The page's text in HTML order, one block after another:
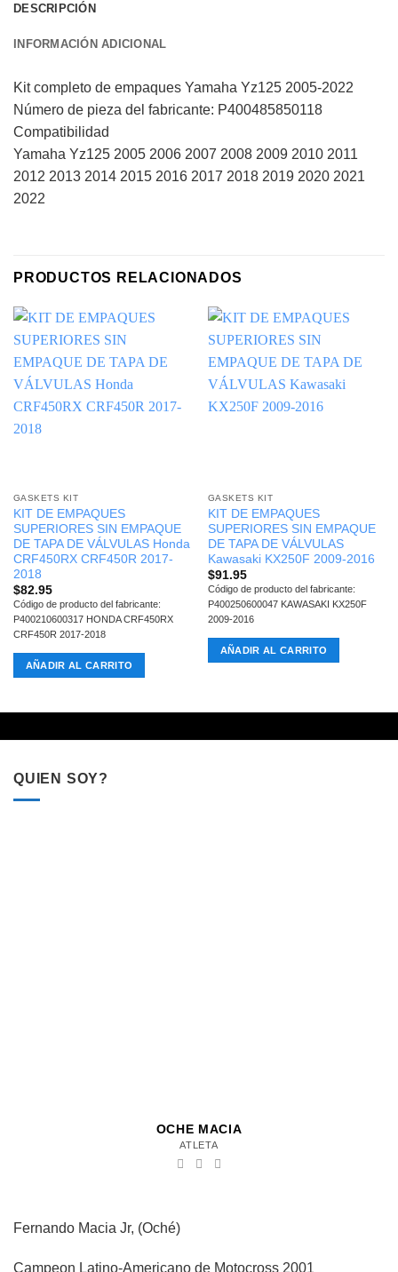
DESCRIPCIÓN
INFORMACIÓN ADICIONAL
Kit completo de empaques Yamaha Yz125 2005-2022
Número de pieza del fabricante: P400485850118
Compatibilidad
Yamaha Yz125 2005 2006 2007 2008 2009 2010 2011
2012 2013 2014 2015 2016 2017 2018 2019 2020 2021
2022
PRODUCTOS RELACIONADOS
GASKETS KIT
KIT DE EMPAQUES
SUPERIORES SIN EMPAQUE
DE TAPA DE VÁLVULAS Honda
CRF450RX CRF450R 2017-
2018
$82.95
Código de producto del fabricante:
P400210600317 HONDA CRF450RX
CRF450R 2017-2018
AÑADIR AL CARRITO
GASKETS KIT
KIT DE EMPAQUES
SUPERIORES SIN EMPAQUE
DE TAPA DE VÁLVULAS
Kawasaki KX250F 2009-2016
$91.95
Código de producto del fabricante:
P400250600047 KAWASAKI KX250F
2009-2016
AÑADIR AL CARRITO
QUIEN SOY?
OCHE MACIA
ATLETA
Fernando Macia Jr, (Oché)
Campeon Latino-Americano de Motocross 2001